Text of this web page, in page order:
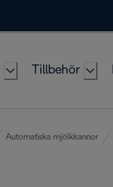
Tillbehör
Automatiska mjölkkannor